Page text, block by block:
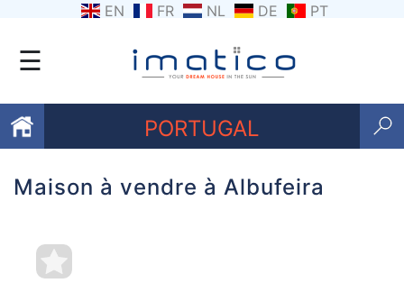
EN FR NL DE PT
☰
PORTUGAL
Favoris
sommes-
Maison à vendre à Albufeira